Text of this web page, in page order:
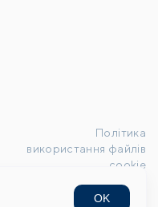
Політика
використання файлів
cookie
OK